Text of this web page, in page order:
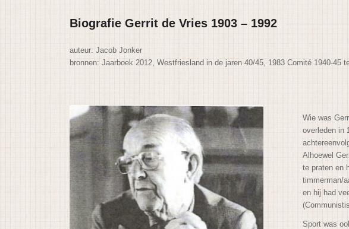
Biografie Gerrit de Vries 1903 – 1992
auteur: Jacob Jonker
bronnen: Jaarboek 2012, Westfriesland in de jaren 40/45, 1983 Comité 1940-45
Wie was
overleden in
Alhoewel
te praten en
timmerman/
en hij had
Sport was